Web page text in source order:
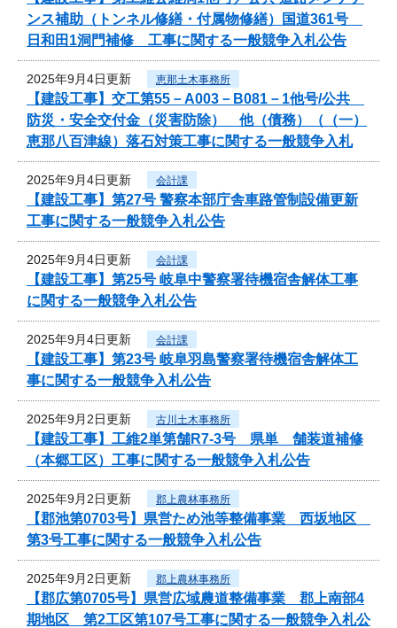
ンス補助（トンネル修繕・付属物修繕）国道361号
日和田1洞門補修 工事に関する一般競争入札公告
2025年9月4日更新 恵那土木事務所
【建設工事】交工第55－A003－B081－1他号/公共
防災・安全交付金（災害防除） 他（債務）（（一）
恵那八百津線）落石対策工事に関する一般競争入札
2025年9月4日更新 会計課
【建設工事】第27号 警察本部庁舎車路管制設備更新
工事に関する一般競争入札公告
2025年9月4日更新 会計課
【建設工事】第25号 岐阜中警察署待機宿舎解体工事
に関する一般競争入札公告
2025年9月4日更新 会計課
【建設工事】第23号 岐阜羽島警察署待機宿舎解体工
事に関する一般競争入札公告
2025年9月2日更新 古川土木事務所
【建設工事】工維2単第舗R7-3号 県単 舗装道補修
（本郷工区）工事に関する一般競争入札公告
2025年9月2日更新 郡上農林事務所
【郡池第0703号】県営ため池等整備事業 西坂地区
第3号工事に関する一般競争入札公告
2025年9月2日更新 郡上農林事務所
【郡広第0705号】県営広域農道整備事業 郡上南部4
期地区 第2工区第107号工事に関する一般競争入札公